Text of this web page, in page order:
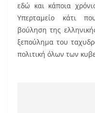
εδώ και κάποια
Υπερταμείο κάτι
βούληση της
ξεπούλημα του
πολιτική όλων των